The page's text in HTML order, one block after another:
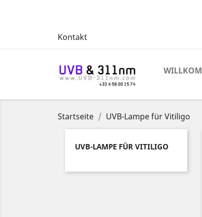
Kontakt
Startseite UVB-Lampe für Vitiligo
UVB-LAMPE FÜR VITILIGO